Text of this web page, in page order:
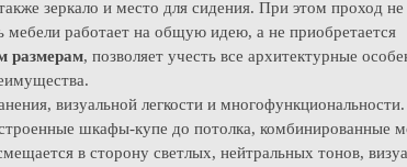
зеркало и место для сидения. При этом проход
работает на общую идею, а не приобретается
размерам, позволяет учесть все архитектурные
визуальной легкости и
шкафы-купе до потолка, комбинированные
в сторону светлых, нейтральных тонов,